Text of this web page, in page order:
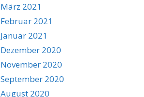
März 2021
Februar 2021
Januar 2021
Dezember 2020
November 2020
September 2020
August 2020